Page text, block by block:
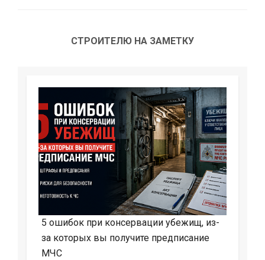
СТРОИТЕЛЮ НА ЗАМЕТКУ
5 ошибок при консервации убежищ, из-
за которых вы получите предписание
МЧС